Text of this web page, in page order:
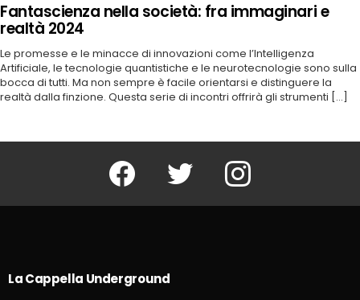
Fantascienza nella società: fra immaginari e
realtà 2024
Le promesse e le minacce di innovazioni come l’Intelligenza
Artificiale, le tecnologie quantistiche e le neurotecnologie sono sulla
bocca di tutti. Ma non sempre è facile orientarsi e distinguere la
realtà dalla finzione. Questa serie di incontri offrirà gli strumenti [...]
Facebook Twitter Instagram
La Cappella Underground